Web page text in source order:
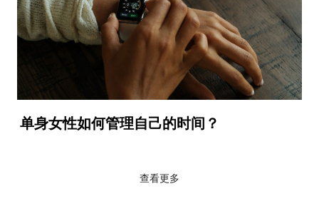
单身女性如何管理自己的时间？
查看更多